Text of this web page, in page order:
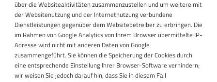
über die Websiteaktivitäten zusammenzustellen und um weitere mit
der Websitenutzung und der Internetnutzung verbundene
Dienstleistungen gegenüber dem Websitebetreiber zu erbringen. Die
im Rahmen von Google Analytics von Ihrem Browser übermittelte IP-
Adresse wird nicht mit anderen Daten von Google
zusammengeführt. Sie können die Speicherung der Cookies durch
eine entsprechende Einstellung Ihrer Browser-Software verhindern;
wir weisen Sie jedoch darauf hin, dass Sie in diesem Fall